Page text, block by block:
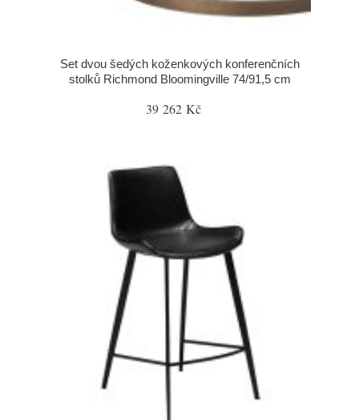
Set dvou šedých koženkových konferenčních
stolků Richmond Bloomingville 74/91,5 cm
39 262 Kč